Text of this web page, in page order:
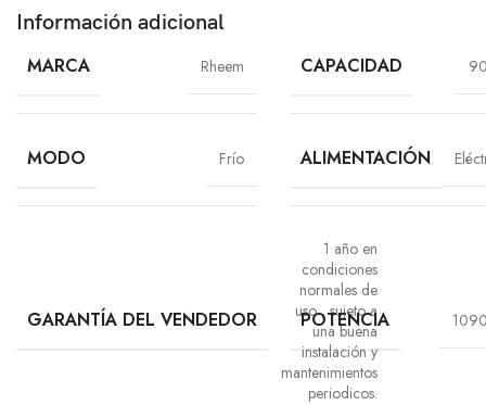
Información adicional
MARCA Rheem CAPACIDAD
MODO Frío ALIMENTACIÓN
GARANTÍA DEL VENDEDOR
1 año en
condiciones
normales de
uso,sujeto a
una buena
instalación y
mantenimientos
periodicos.
POTENCIA